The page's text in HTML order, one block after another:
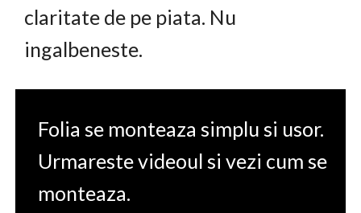
claritate de pe piata. Nu
ingalbeneste.
Folia se monteaza simplu si usor.
Urmareste videoul si vezi cum se
monteaza.